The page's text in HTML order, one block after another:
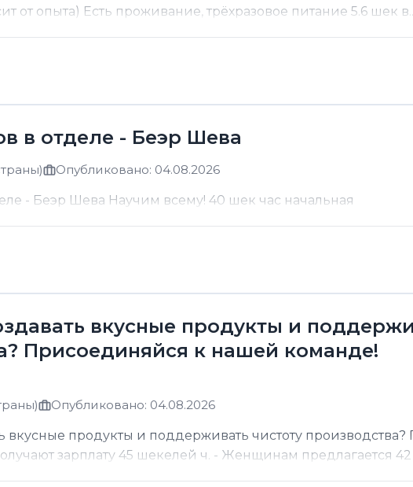
от опыта) Есть проживание, трёхразовое питание 5.6 шек
в отделе - Беэр Шева
Опубликовано: 04.08.2026
- Беэр Шева Научим всему! 40 шек час начальная
вкусные продукты и
Присоединяйся к нашей команде!
Опубликовано: 04.08.2026
вкусные продукты и поддерживать чистоту
зарплату 45 шекелей ч. - Женщинам предлагается 42